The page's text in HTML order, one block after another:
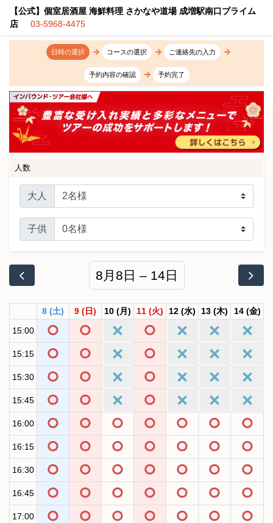
【公式】個室居酒屋 海鮮料理 さかなや道場 成増駅南口プライム
店
03-5968-4475
日時の選択 コースの選択 ご連絡先の入力
予約内容の確認 予約完了
人数
大人
子供
8月8日 – 14日
8 (土) 9 (日) 10 (月) 11 (火) 12 (水) 13 (木) 14 (金)
15:00
15:15
15:30
15:45
16:00
16:15
16:30
16:45
17:00